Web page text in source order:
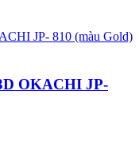
OKACHI JP-